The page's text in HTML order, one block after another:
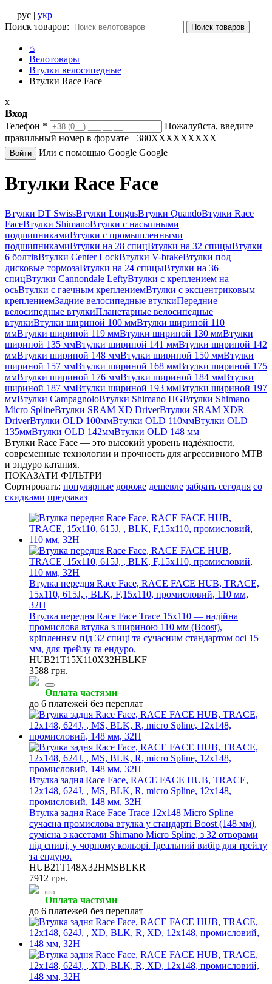
рус | укр
Поиск товаров:
Поиск товаров
⌂
Велотовары
Втулки велосипедные
Втулки Race Face
x
Вход
Телефон *
Пожалуйста, введите
правильный номер в формате +380XXXXXXXXX
Войти Или с помощью Google Google
Втулки Race Face
Втулки DT SwissВтулки LongusВтулки QuandoВтулки Race
FaceВтулки ShimanoВтулки с насыпными
подшипникамиВтулки с промышленными
подшипникамиВтулки на 28 спицВтулки на 32 спицыВтулки
6 болтівВтулки Center LockВтулки V-brakeВтулки под
дисковые тормозаВтулки на 24 спицыВтулки на 36
спицВтулки Cannondale LeftyВтулки с креплением на
осьВтулки с гаечным креплениемВтулки с эксцентриковым
креплениемЗадние велосипедные втулкиПередние
велосипедные втулкиПланетарные велосипедные
втулкиВтулки шириной 100 ммВтулки шириной 110
ммВтулки шириной 119 ммВтулки шириной 130 ммВтулки
шириной 135 ммВтулки шириной 141 ммВтулки шириной 142
ммВтулки шириной 148 ммВтулки шириной 150 ммВтулки
шириной 157 ммВтулки шириной 168 ммВтулки шириной 175
ммВтулки шириной 176 ммВтулки шириной 184 ммВтулки
шириной 187 ммВтулки шириной 193 ммВтулки шириной 197
ммВтулки CampagnoloВтулки Shimano HGВтулки Shimano
Micro SplineВтулки SRAM XD DriverВтулки SRAM XDR
DriverВтулки OLD 100ммВтулки OLD 110ммВтулки OLD
135ммВтулки OLD 142ммВтулки OLD 148 мм
Втулки Race Face — это высокий уровень надёжности,
современные технологии и прочность для агрессивного MTB
и эндуро катания.
ПОКАЗАТИ ФІЛЬТРИ
Сортировать: популярные дороже дешевле забрать сегодня со
скидками предзаказ
Втулка передня Race Face, RACE FACE HUB, TRACE,
15x110, 615J, , BLK, F,15x110, промисловий, 110 мм,
32H
Втулка передня Race Face Trace 15x110 — надійна
промислова втулка з шириною 110 мм (Boost),
кріпленням під 32 спиці та сучасним стандартом осі 15
мм, для трейлу та ендуро.
HUB21T15X110X32HBLKF
3588 грн.
Оплата частями
до 6 платежей без переплат
Втулка задня Race Face, RACE FACE HUB, TRACE,
12x148, 624J, , MS, BLK, R, micro Spline, 12x148,
промисловий, 148 мм, 32H
Втулка задня Race Face Trace 12x148 Micro Spline —
сучасна промислова втулка у стандарті Boost (148 мм),
сумісна з касетами Shimano Micro Spline, з 32 отворами
під спиці, у чорному кольорі. Ідеальний вибір для трейлу
та ендуро.
HUB21T148X32HMSBLKR
7912 грн.
Оплата частями
до 6 платежей без переплат